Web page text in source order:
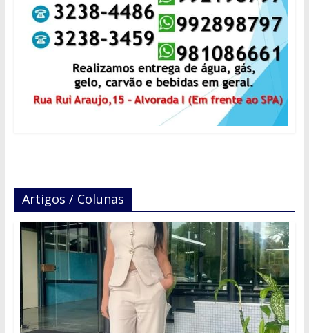
Artigos / Colunas